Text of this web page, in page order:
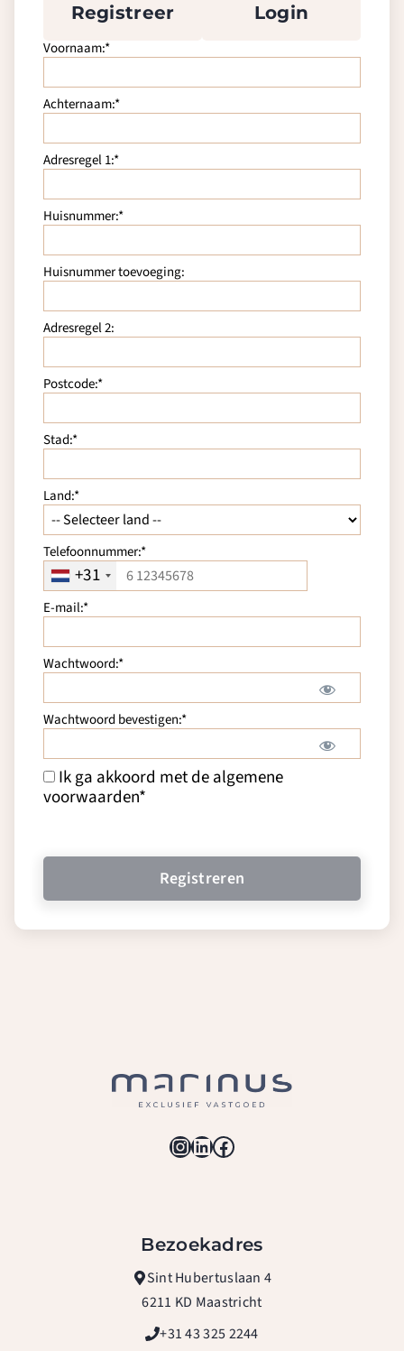
Registreer Login
Voornaam:*
Achternaam:*
Adresregel 1:*
Huisnummer:*
Huisnummer toevoeging:
Adresregel 2:
Postcode:*
Stad:*
Land:*
Telefoonnummer:*
+31
E-mail:*
Wachtwoord:*
Wachtwoord bevestigen:*
Ik ga akkoord met de algemene
voorwaarden*
Geen waarde
Instagram
LinkedIn
Facebook
Bezoekadres
Sint Hubertuslaan 4
6211 KD Maastricht
+31 43 325 2244